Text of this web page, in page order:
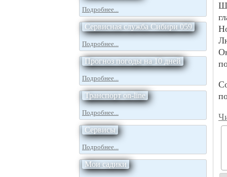
Подробнее...
Сервисная служба Сибири 059
Подробнее...
Прогноз погоды на 10 дней
Подробнее...
Транспорт on-line
Подробнее...
Сервисы
Подробнее...
Мои садики